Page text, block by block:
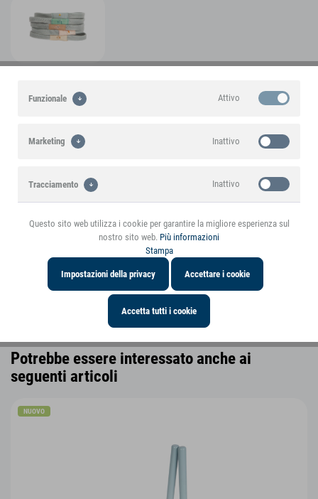
Un prodotto di marca small foot
In evidenza
Caratteristiche del prodotto
Informazioni sul prodotto
Potrebbe essere interessato anche ai
seguenti articoli
NUOVO
Funzionale Attivo
Marketing Inattivo
Tracciamento Inattivo
Questo sito web utilizza i cookie per garantire la migliore esperienza sul
nostro sito web. Più informazioni
Stampa
Impostazioni della privacy Accettare i cookie
Accetta tutti i cookie